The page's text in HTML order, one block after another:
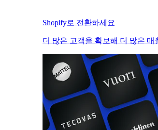
Shopify로 전환하세요
더 많은 고객을 확보해 더 많은 매